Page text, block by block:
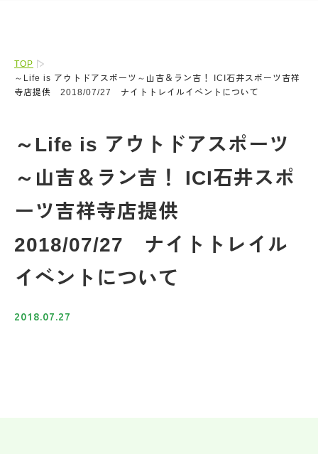
TOP
～Life is アウトドアスポーツ～山吉＆ラン吉！ ICI石井スポーツ吉祥
寺店提供 2018/07/27 ナイトトレイルイベントについて
～Life is アウトドアスポーツ
～山吉＆ラン吉！ ICI石井スポ
ーツ吉祥寺店提供
2018/07/27 ナイトトレイル
イベントについて
2018.07.27